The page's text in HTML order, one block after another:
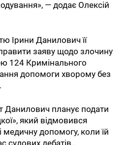
— додає Олексій
Ірини Данилович її
заяву щодо злочину
124 Кримінального
допомоги хворому без
Данилович планує подати
який відмовився
медичну допомогу, коли їй
судових дебатів.